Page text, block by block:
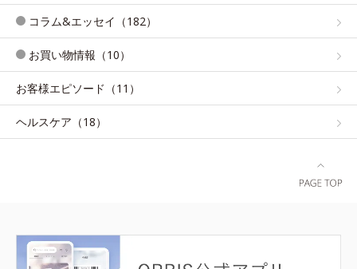
コラム&エッセイ（182）
お買い物情報（10）
お客様エピソード（11）
ヘルスケア（18）